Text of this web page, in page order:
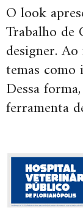
O look
Trabalho de
designer.
temas como
Dessa
ferramenta